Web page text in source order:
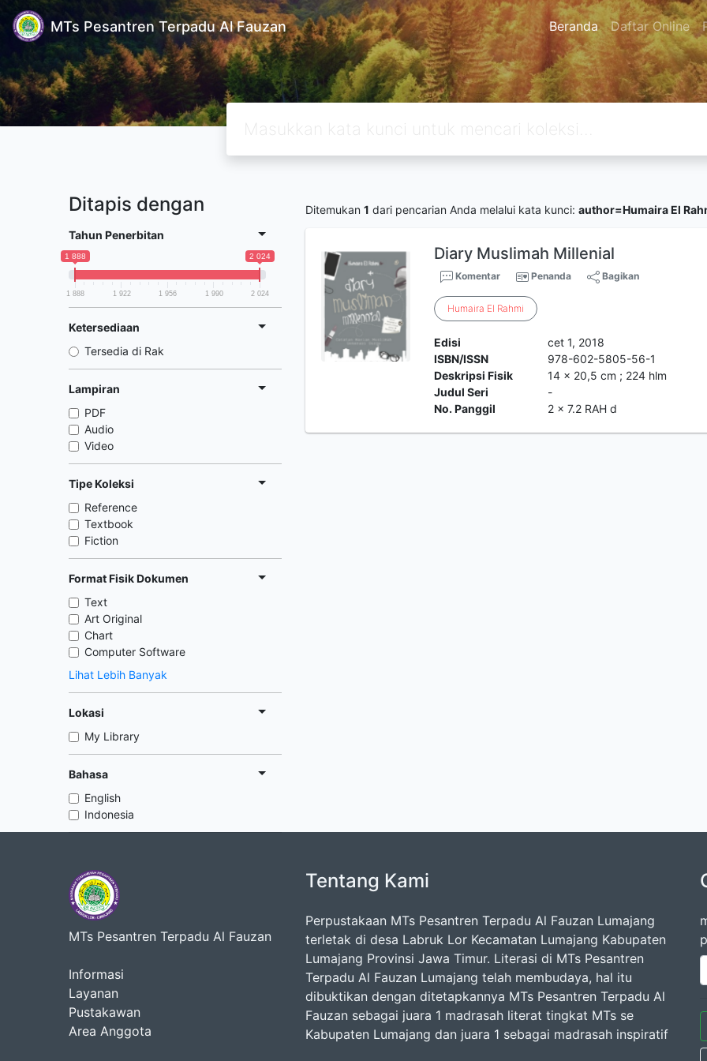
MTs Pesantren Terpadu Al Fauzan Beranda Daftar Online
Ditapis dengan
Tahun Penerbitan
1 888 2 024
1 888 1 922 1 956 1 990 2 024
Ketersediaan
Tersedia di Rak
Lampiran
PDF
Audio
Video
Tipe Koleksi
Reference
Textbook
Fiction
Format Fisik Dokumen
Text
Art Original
Chart
Computer Software
Lihat Lebih Banyak
Lokasi
My Library
Bahasa
English
Indonesia
Ditemukan 1 dari pencarian Anda melalui kata kunci: author=Humaira El
Diary Muslimah Millenial
Komentar Penanda Bagikan
Humaira El Rahmi
Edisi
cet 1, 2018
ISBN/ISSN
978-602-5805-56-1
Deskripsi Fisik
14 x 20,5 cm ; 224 hlm
Judul Seri
-
No. Panggil
2 x 7.2 RAH d
MTs Pesantren Terpadu Al Fauzan
Informasi
Layanan
Pustakawan
Area Anggota
Tentang Kami
Perpustakaan MTs Pesantren Terpadu Al Fauzan Lumajang
terletak di desa Labruk Lor Kecamatan Lumajang Kabupaten
Lumajang Provinsi Jawa Timur. Literasi di MTs Pesantren
Terpadu Al Fauzan Lumajang telah membudaya, hal itu
dibuktikan dengan ditetapkannya MTs Pesantren Terpadu Al
Fauzan sebagai juara 1 madrasah literat tingkat MTs se
Kabupaten Lumajang dan juara 1 sebagai madrasah inspiratif